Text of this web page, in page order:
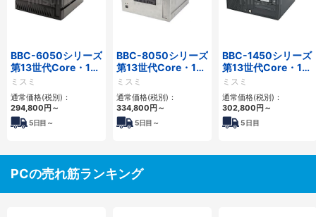
BBC-6050シリーズ
第13世代Core・12
世代Celeron対応小
型フロアマウント
3PCIe
ミスミ
通常価格(税別)：
294,800円～
5日目～
BBC-8050シリーズ
第13世代Core・12
世代Celeron対応フ
ロアマウント3PCIe
ミスミ
通常価格(税別)：
334,800円～
5日目～
BBC-1450シリーズ
第13世代Core・12
世代Celeron対応小
型フロアマウント
4PCIe
ミスミ
通常価格(税別)：
302,800円～
5日目
PCの売れ筋ランキング